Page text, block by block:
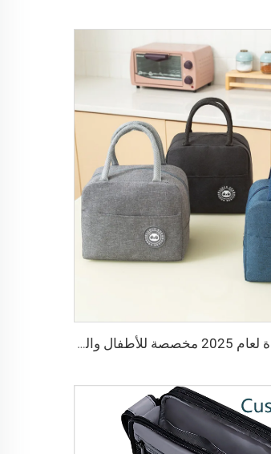
حقيبة بيك닉 جديدة لعام 2025 مخصصة للأطفال والطلاب مع عزل حراري سميك من الألمنيوم حقيبة غداء للأطفال من المصنع